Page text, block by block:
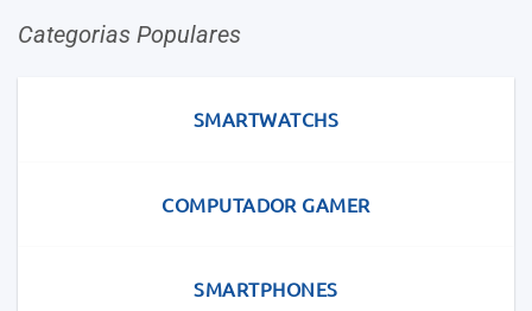
Categorias Populares
SMARTWATCHS
COMPUTADOR GAMER
SMARTPHONES